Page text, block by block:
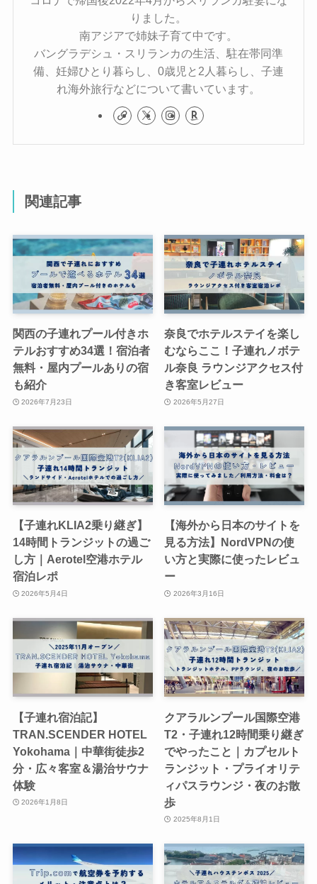
りました。
南アジアで姉妹子育て中です。
バングラデシュ・スリランカの生活、駐在帯同準
備、妊婦ひとり暮らし、0歳児と2人暮らし、子連
れ海外旅行などについて書いています。
関連記事
関西の子連れプール付きホ
テルおすすめ34選！宿泊者
無料・屋内プールありの宿
も紹介
2026年7月23日
奈良でホテルステイを楽し
むならここ！子連れノボテ
ル奈良 ラウンジアクセス付
き客室レビュー
2026年5月27日
【子連れKLIA2乗り継ぎ】
14時間トランジットの過ご
し方｜Aerotel空港ホテル
宿泊レポ
2026年5月4日
【海外から日本のサイトを
見る方法】NordVPNの使
い方と実際に使ったレビュ
ー
2026年3月16日
【子連れ宿泊記】
TRAN.SCENDER HOTEL
Yokohama｜中華街徒歩2
分・広々客室＆湯治サウナ
体験
2026年1月8日
クアラルンプール国際空港
T2・子連れ12時間乗り継ぎ
でやったこと｜カプセルト
ランジット・プライオリテ
ィパスラウンジ・夜のお散
歩
2025年8月1日